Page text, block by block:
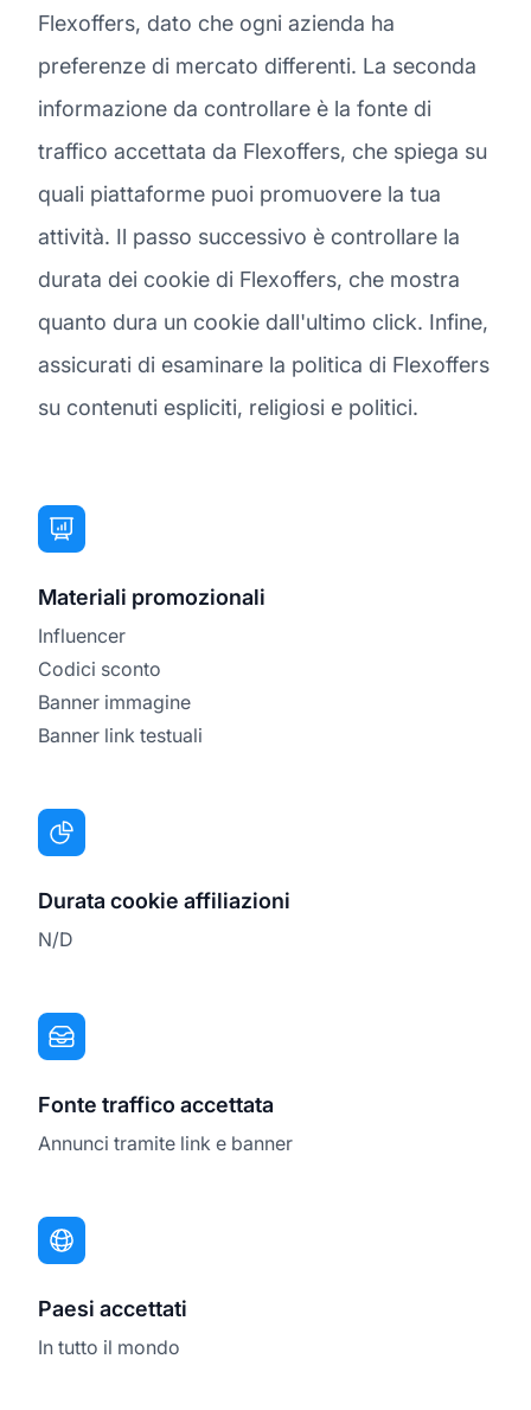
Flexoffers, dato che ogni azienda ha
preferenze di mercato differenti. La seconda
informazione da controllare è la fonte di
traffico accettata da Flexoffers, che spiega su
quali piattaforme puoi promuovere la tua
attività. Il passo successivo è controllare la
durata dei cookie di Flexoffers, che mostra
quanto dura un cookie dall'ultimo click. Infine,
assicurati di esaminare la politica di Flexoffers
su contenuti espliciti, religiosi e politici.
Materiali promozionali
Influencer
Codici sconto
Banner immagine
Banner link testuali
Durata cookie affiliazioni
N/D
Fonte traffico accettata
Annunci tramite link e banner
Paesi accettati
In tutto il mondo